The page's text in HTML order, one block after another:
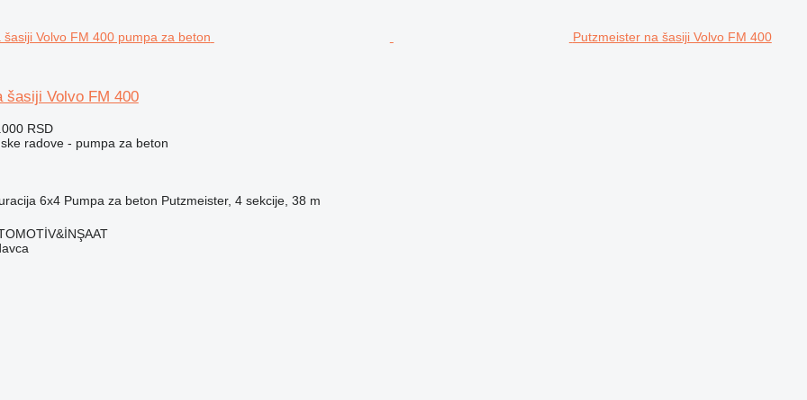
Putzmeister na šasiji Volvo FM 400
šasiji Volvo FM 400
RSD
radove - pumpa za beton
6x4 Pumpa za beton Putzmeister, 4 sekcije, 38 m